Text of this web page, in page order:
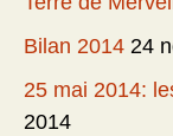
Bilan 2014 24
25 mai 2014:
2014